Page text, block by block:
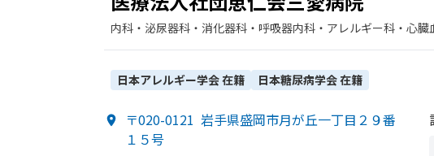
内科・​泌尿器科・​消化器科・​呼吸器内科・​アレルギー科・​心
日本アレルギー学会在籍 日本糖尿病学会在籍
〒020-0121 岩手県盛岡市月が丘一丁目２９番
１５号